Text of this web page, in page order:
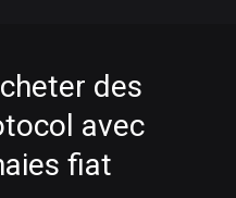
des
avec
fiat